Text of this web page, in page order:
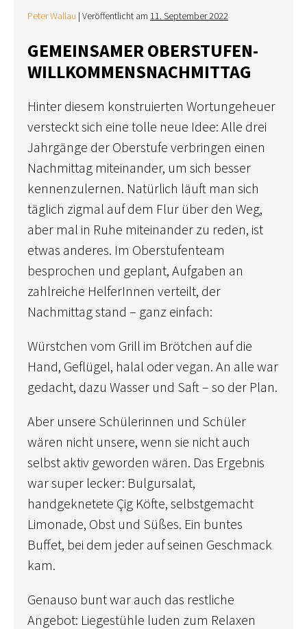
Peter Wallau | Veröffentlicht am 11. September 2022
GEMEINSAMER OBERSTUFEN-
WILLKOMMENSNACHMITTAG
Hinter diesem konstruierten Wortungeheuer
versteckt sich eine tolle neue Idee: Alle drei
Jahrgänge der Oberstufe verbringen einen
Nachmittag miteinander, um sich besser
kennenzulernen. Natürlich läuft man sich
täglich zigmal auf dem Flur über den Weg,
aber mal in Ruhe miteinander zu reden, ist
etwas anderes. Im Oberstufenteam
besprochen und geplant, Aufgaben an
zahlreiche HelferInnen verteilt, der
Nachmittag stand – ganz einfach:
Würstchen vom Grill im Brötchen auf die
Hand, Geflügel, halal oder vegan. An alle war
gedacht, dazu Wasser und Saft – so der Plan.
Aber unsere Schülerinnen und Schüler
wären nicht unsere, wenn sie nicht auch
selbst aktiv geworden wären. Das Ergebnis
war super lecker: Bulgursalat,
handgeknetete Çig Köfte, selbstgemacht
Limonade, Obst und Süßes. Ein buntes
Buffet, bei dem jeder auf seinen Geschmack
kam.
Genauso bunt war auch das restliche
Angebot: Liegestühle luden zum Relaxen